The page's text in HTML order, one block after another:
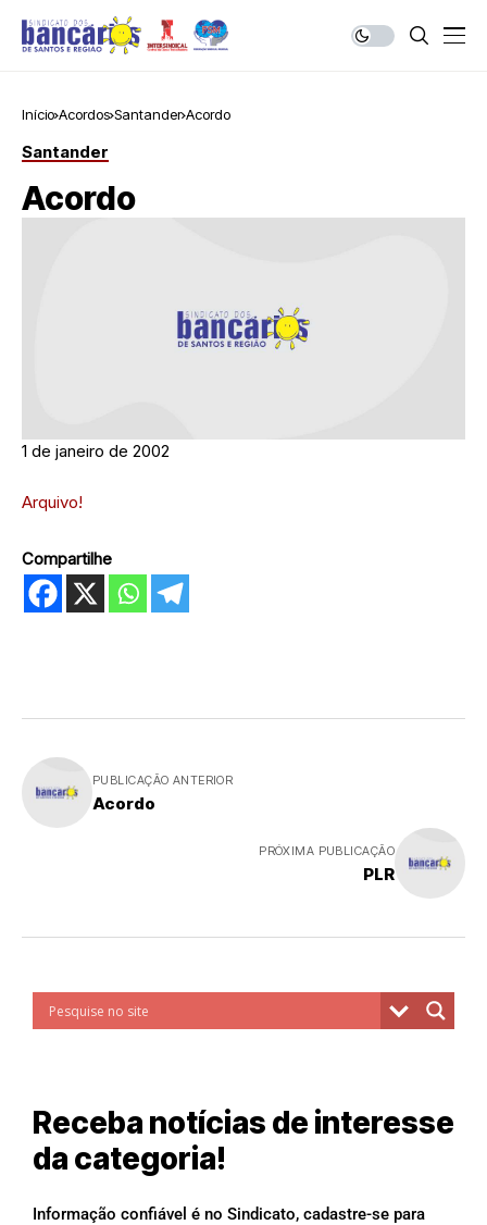
Início Acordos Santander Acordo
Santander
Acordo
1 de janeiro de 2002
Arquivo!
Compartilhe
PUBLICAÇÃO ANTERIOR
Acordo
PRÓXIMA PUBLICAÇÃO
PLR
Receba notícias de interesse
da categoria!
Informação confiável é no Sindicato, cadastre-se para